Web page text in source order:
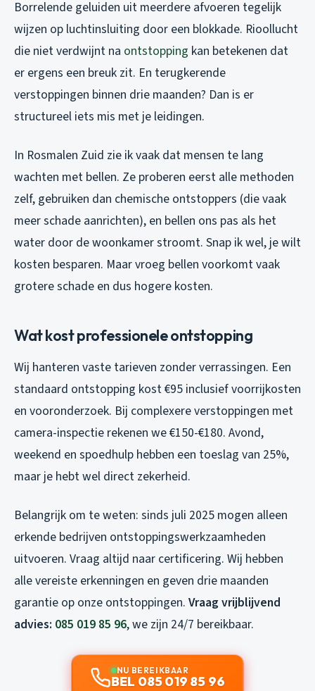
Borrelende geluiden uit meerdere afvoeren tegelijk
wijzen op luchtinsluiting door een blokkade. Rioollucht
die niet verdwijnt na ontstopping kan betekenen dat
er ergens een breuk zit. En terugkerende
verstoppingen binnen drie maanden? Dan is er
structureel iets mis met je leidingen.
In Rosmalen Zuid zie ik vaak dat mensen te lang
wachten met bellen. Ze proberen eerst alle methoden
zelf, gebruiken dan chemische ontstoppers (die vaak
meer schade aanrichten), en bellen ons pas als het
water door de woonkamer stroomt. Snap ik wel, je wilt
kosten besparen. Maar vroeg bellen voorkomt vaak
grotere schade en dus hogere kosten.
Wat kost professionele ontstopping
Wij hanteren vaste tarieven zonder verrassingen. Een
standaard ontstopping kost €95 inclusief voorrijkosten
en vooronderzoek. Bij complexere verstoppingen met
camera-inspectie rekenen we €150-€180. Avond,
weekend en spoedhulp hebben een toeslag van 25%,
maar je hebt wel direct zekerheid.
Belangrijk om te weten: sinds juli 2025 mogen alleen
erkende bedrijven ontstoppingswerkzaamheden
uitvoeren. Vraag altijd naar certificering. Wij hebben
alle vereiste erkenningen en geven drie maanden
garantie op onze ontstoppingen. Vraag vrijblijvend
advies: 085 019 85 96, we zijn 24/7 bereikbaar.
NU BEREIKBAAR
BEL 085 019 85 96